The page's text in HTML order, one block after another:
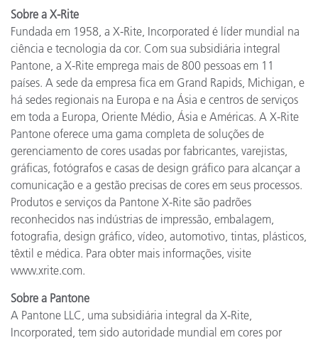
Sobre a X-Rite
Fundada em 1958, a X-Rite, Incorporated é líder mundial na
ciência e tecnologia da cor. Com sua subsidiária integral
Pantone, a X-Rite emprega mais de 800 pessoas em 11
países. A sede da empresa fica em Grand Rapids, Michigan, e
há sedes regionais na Europa e na Ásia e centros de serviços
em toda a Europa, Oriente Médio, Ásia e Américas. A X-Rite
Pantone oferece uma gama completa de soluções de
gerenciamento de cores usadas por fabricantes, varejistas,
gráficas, fotógrafos e casas de design gráfico para alcançar a
comunicação e a gestão precisas de cores em seus processos.
Produtos e serviços da Pantone X-Rite são padrões
reconhecidos nas indústrias de impressão, embalagem,
fotografia, design gráfico, vídeo, automotivo, tintas, plásticos,
têxtil e médica. Para obter mais informações, visite
www.xrite.com.
Sobre a Pantone
A Pantone LLC, uma subsidiária integral da X-Rite,
Incorporated, tem sido autoridade mundial em cores por